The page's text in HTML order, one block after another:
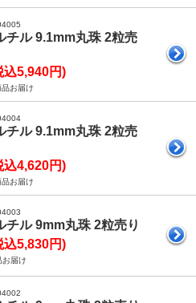
チル 9.1mm丸珠 2粒売
込5,940円)
お届け
チル 9.1mm丸珠 2粒売
込4,620円)
お届け
チル 9mm丸珠 2粒売り
込5,830円)
お届け